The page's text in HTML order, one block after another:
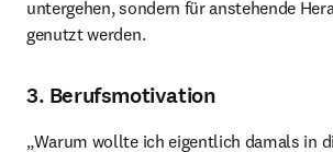
untergehen, sondern für anstehende
genutzt werden.
3. Berufsmotivation
„Warum wollte ich eigentlich damals in